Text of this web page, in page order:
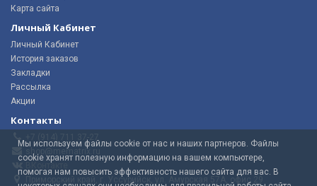
Карта сайта
Личный Кабинет
Личный Кабинет
История заказов
Закладки
Рассылка
Акции
Контакты
+7 (914) 711 37-27
shop@mematrix.ru
ВКонтакте
Приморский край, г. Уссурийск, ул. Амурская 57А, офис 29
Мы используем файлы cookie от нас и наших партнеров. Файлы
cookie хранят полезную информацию на вашем компьютере,
помогая нам повысить эффективность нашего сайта для вас. В